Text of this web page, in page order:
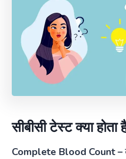
सीबीसी टेस्ट क्या होता
Complete Blood Count –